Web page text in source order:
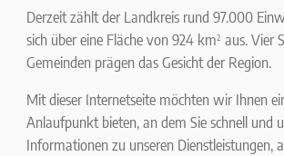
Derzeit zählt der Landkreis rund 97.000
sich über eine Fläche von 924 km² aus. Vier
Gemeinden prägen das Gesicht der Region.
Mit dieser Internetseite möchten wir Ihnen
Anlaufpunkt bieten, an dem Sie schnell und
Informationen zu unseren Dienstleistungen,